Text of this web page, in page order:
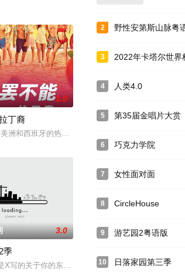
设计师评委带来精美
片在第19届釜山国际电影节上首映，因釜山市长和事
邊境城鎮湄塞，品嘗能夠令人增強體力的傳統豬血
1.0
丁裔
洲和西班牙的热辣单身者齐聚在热带天堂，这群年
活在一起的初恋男
展开的新概念混合元宇宙动作冒险综艺节目
不同故事 谁能赢得吓人鬼的全亮战绩
3.0
季
X写的关于你的东西,因意想不到的信件内容让饭桌变成
2 野性安第斯山脉粤
3 2022年卡塔尔世界
4 人类4.0
5 第35届金唱片大赏
6 巧克力学院
7 女性面对面
8 CircleHouse
9 游艺园2粤语版
10 日落家园第三季